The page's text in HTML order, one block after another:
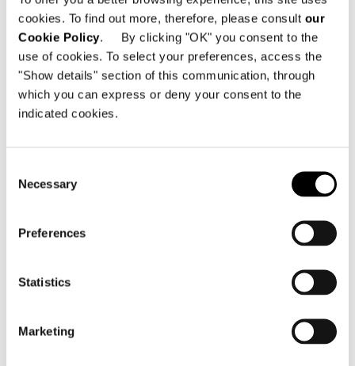
cookies. To find out more, therefore, please consult our
Cookie Policy. By clicking "OK" you consent to the
use of cookies. To select your preferences, access the
"Show details" section of this communication, through
which you can express or deny your consent to the
indicated cookies.
Selection
Necessary
Preferences
Statistics
Marketing